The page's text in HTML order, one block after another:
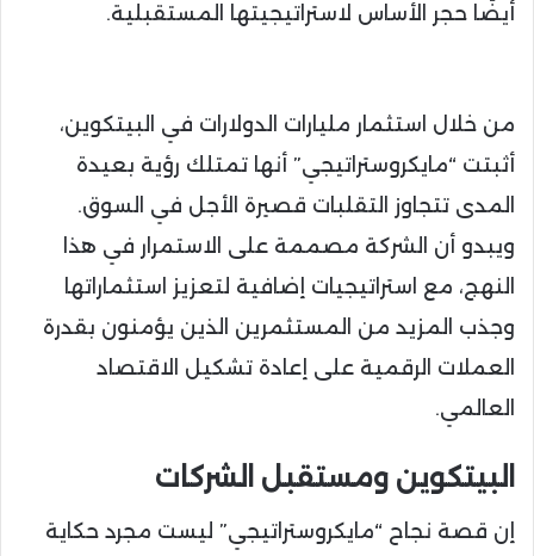
أيضًا حجر الأساس لاستراتيجيتها المستقبلية.
من خلال استثمار مليارات الدولارات في البيتكوين،
أثبتت “مايكروستراتيجي” أنها تمتلك رؤية بعيدة
المدى تتجاوز التقلبات قصيرة الأجل في السوق.
ويبدو أن الشركة مصممة على الاستمرار في هذا
النهج، مع استراتيجيات إضافية لتعزيز استثماراتها
وجذب المزيد من المستثمرين الذين يؤمنون بقدرة
العملات الرقمية على إعادة تشكيل الاقتصاد
العالمي.
البيتكوين ومستقبل الشركات
إن قصة نجاح “مايكروستراتيجي” ليست مجرد حكاية